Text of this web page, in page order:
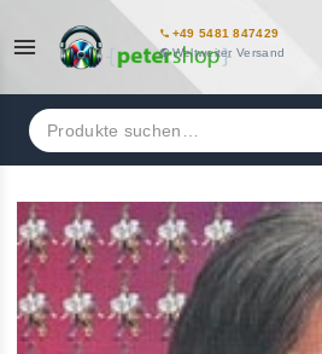
+49 5481 847429
Weltweiter Versand
Suchen
nach: